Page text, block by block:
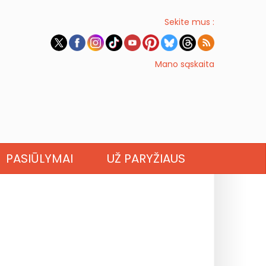
Sekite mus :
Mano sąskaita
PASIŪLYMAI UŽ PARYŽIAUS